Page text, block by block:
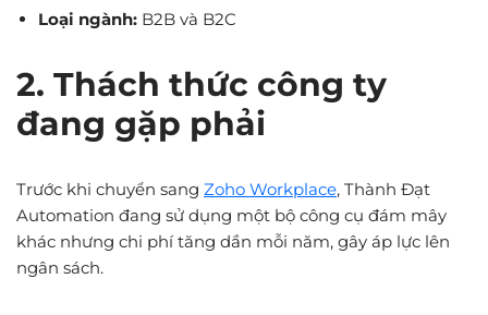
Loại ngành: B2B và B2C
2. Thách thức công ty
đang gặp phải
Trước khi chuyển sang Zoho Workplace, Thành Đạt
Automation đang sử dụng một bộ công cụ đám mây
khác nhưng chi phí tăng dần mỗi năm, gây áp lực lên
ngân sách.